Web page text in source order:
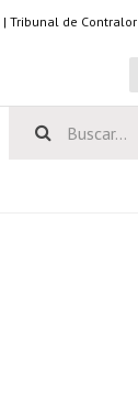
| Tribunal de Contralor